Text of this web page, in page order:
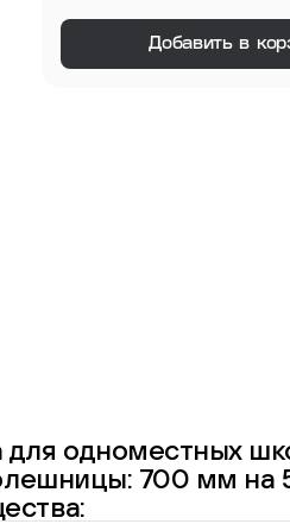
Добавить в
для одноместных
700 мм